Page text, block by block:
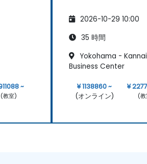
~
(教室)
2026-10-29 10:00
35 時間
Yokohama - Kannai
Business Center
¥ 1138860 ~
(オンライン)
¥
(